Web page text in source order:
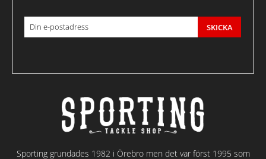
SKICKA
Sporting grundades 1982 i Örebro men det var först 1995 som